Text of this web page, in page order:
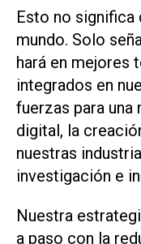
Esto no significa
mundo. Solo
hará en mejores
integrados en
fuerzas para
digital, la
nuestras
investigación e
Nuestra
a paso con la